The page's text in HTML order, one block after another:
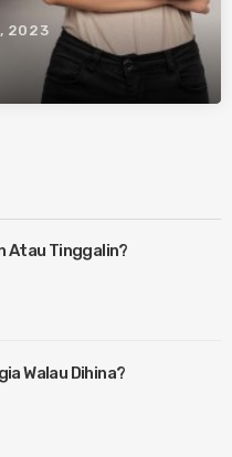
2023
Atau Tinggalin?
Walau Dihina?